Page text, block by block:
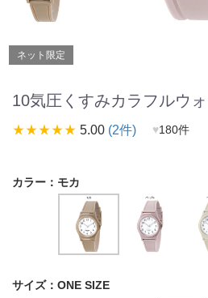
ネット限定
10気圧くすみカラフルウ
star_ratestar_ratestar_ratestar_ratestar_rate 5.00 (2件) ♥180件
カラー： モカ
サイズ： ONE SIZE